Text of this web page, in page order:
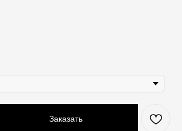
Заказать